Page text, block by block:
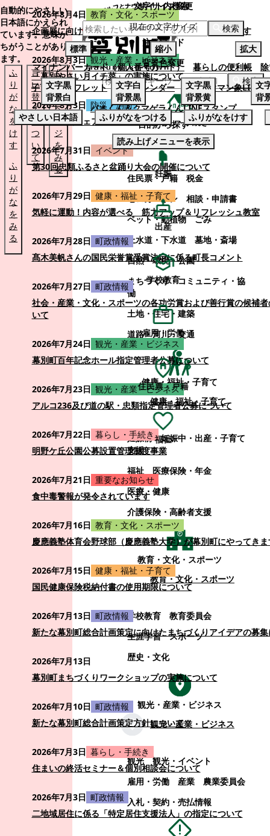
本文へスキップする
自動的にやさしい
日本語にかえられ
ています。意味が
ちがうことがあり
ます。
ふ
り
が
な
を
け
す
ふ
り
が
な
を
み
る
言
い
替
え
に
つ
い
て
も
と
の
ペ
ー
ジ
を
み
る
検索
くらし・手続き
くらし・手続き
住民票・戸籍
税金
ゼロカーボン
相談・申請書
ペット・動植物
ごみ
上水道・下水道
墓地・斎場
自然・環境・公園
まちづくり・コミュニティ・協
働
土地・住宅・建築
道路・河川・交通
健康・福祉・子育て
健康・福祉・子育て
妊娠前・妊娠中・出産・子育て
支援
福祉
医療保険・年金
医療・健康
介護保険・高齢者支援
教育・文化・スポーツ
教育・文化・スポーツ
学校教育
教育委員会
生涯学習
スポーツ
歴史・文化
観光・産業・ビジネス
観光・産業・ビジネス
観光
観光・イベント
雇用・労働
産業
農業委員会
入札・契約・売払情報
2026年8月4日 教育・文化・スポーツ
企画展に向けて：安東ウメ子さんとの思い出を募集します
2026年8月3日 観光・産業・ビジネス
「幕別やさい月イチ菜」の実施について
2026年8月3日 防災・消防
幕別町防災フェアの開催について
2026年7月31日 イベント
第30回忠類ふるさと盆踊り大会の開催について
2026年7月29日 健康・福祉・子育て
気軽に運動！内容が選べる 筋力アップ＆リフレッシュ教室
2026年7月28日 町政情報
髙木美帆さんの国民栄誉賞受賞決定に係る町長コメント
2026年7月27日 町政情報
社会・産業・文化・スポーツの各功労賞および善行賞の候補
いて
2026年7月24日 観光・産業・ビジネス
幕別町百年記念ホール指定管理者公募について
2026年7月23日 観光・産業・ビジネス
アルコ236及び道の駅・忠類指定管理者公募について
2026年7月22日 暮らし・手続き
明野ケ丘公園公募設置管理制度事業
2026年7月21日 重要なお知らせ
食中毒警報が発令されています
2026年7月16日 教育・文化・スポーツ
慶應義塾体育会野球部（慶應義塾大学）が幕別町にやってき
2026年7月15日 健康・福祉・子育て
国民健康保険税納付書の使用期限について
2026年7月13日 町政情報
新たな幕別町総合計画策定に向けたまちづくりアイデアの募
2026年7月13日
幕別町まちづくりワークショップの実施について
2026年7月10日 町政情報
新たな幕別町総合計画策定方針について
2026年7月3日 暮らし・手続き
住まいの終活セミナー＆個別相談会について
2026年7月3日 町政情報
二地域居住に係る「特定居住支援法人」の指定について
サイト内検索
検索
注目ワード
マイナンバーカード（個人番号カード） 暮らしの便利帳
子育てパンフレット
ごみカレンダー
忠類ナウマン象LINE
パオくん＆クマゲラくんLINEスタンプ
目的から探す
妊娠
出産
学校教育
雇用・労働
住民票・戸籍
福祉
文字サイズ変更
現在の文字サイズ
標準
縮小
拡大
背景色変更
文字黒
背景白
文字白
背景黒
文字黒
背景黄
文
背
やさしい日本語
ふりがなをつける ふりがなをけす
読み上げメニューを表示